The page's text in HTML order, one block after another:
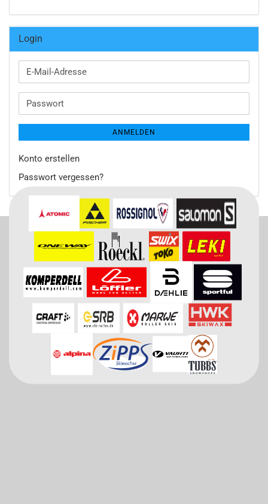
Login
E-
Mail-
Passwort
ANMELDEN
Konto erstellen
Passwort vergessen?